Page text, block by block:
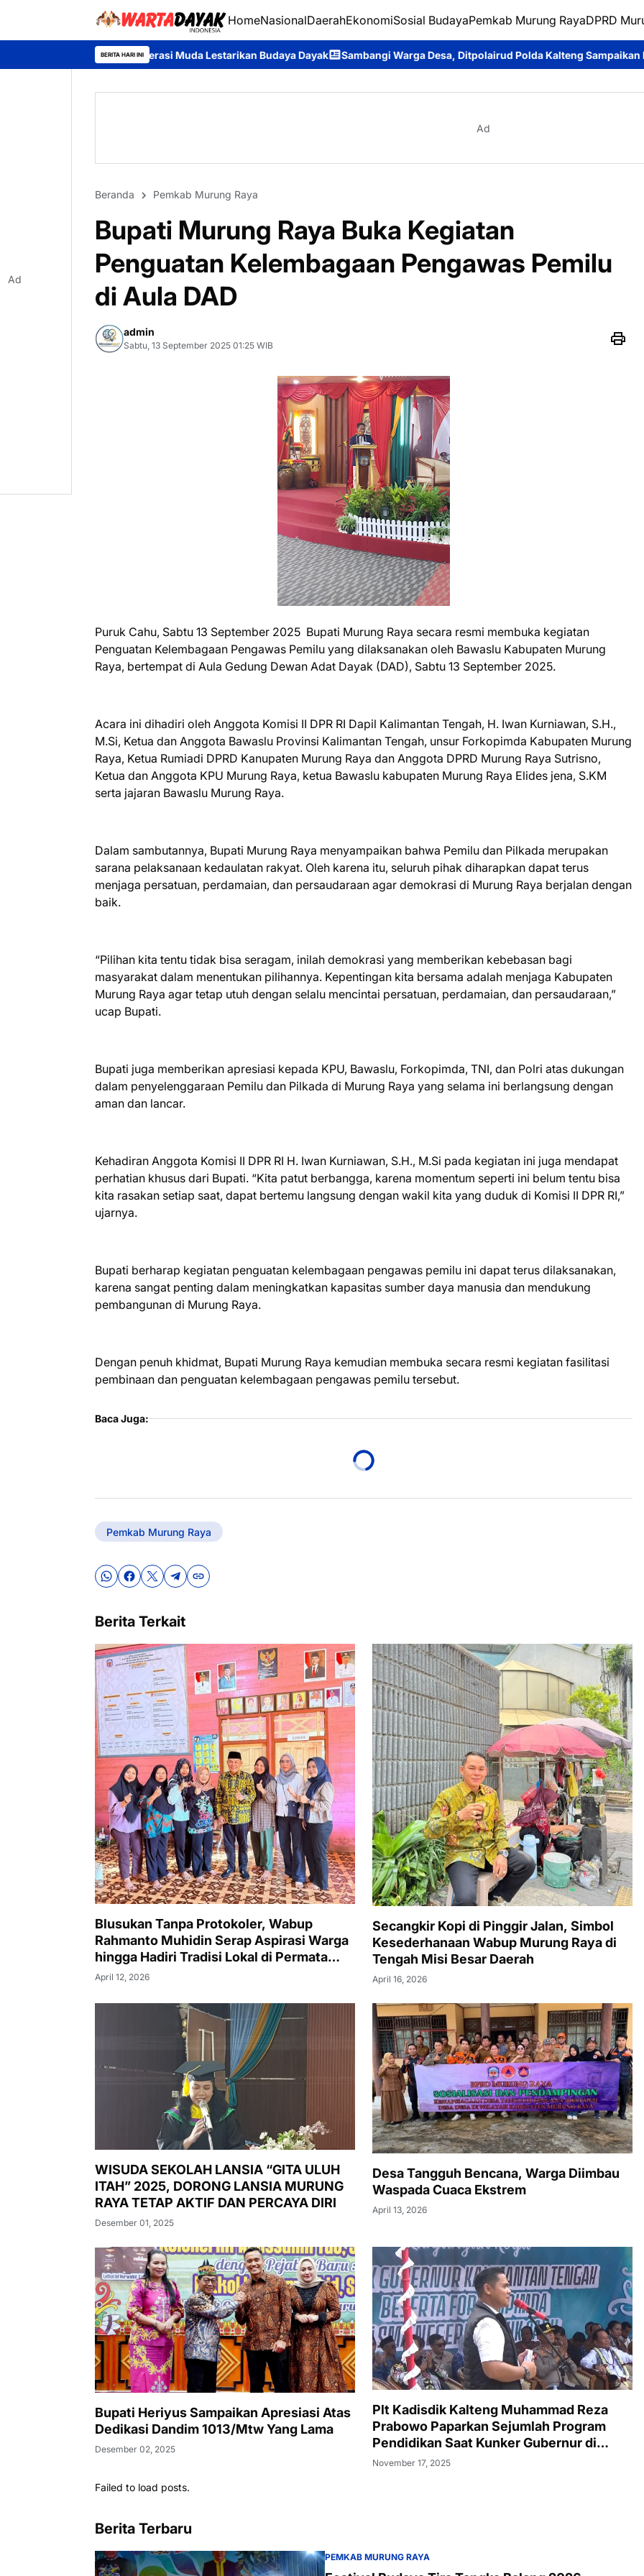
HomeNasionalDaerahEkonomiSosial BudayaPemkab Murung RayaDPRD
BERITA HARI INI
Generasi Muda Lestarikan Budaya Dayak Sambangi Warga Desa, Ditpolairud Polda Kalteng Sampaikan Larangan Membakar
Ad
Beranda Pemkab Murung Raya
Bupati Murung Raya Buka Kegiatan
Penguatan Kelembagaan Pengawas Pemilu
di Aula DAD
admin
Sabtu, 13 September 2025 01:25 WIB
Puruk Cahu, Sabtu 13 September 2025 Bupati Murung Raya secara resmi membuka kegiatan
Penguatan Kelembagaan Pengawas Pemilu yang dilaksanakan oleh Bawaslu Kabupaten Murung
Raya, bertempat di Aula Gedung Dewan Adat Dayak (DAD), Sabtu 13 September 2025.
Acara ini dihadiri oleh Anggota Komisi II DPR RI Dapil Kalimantan Tengah, H. Iwan Kurniawan, S.H.,
M.Si, Ketua dan Anggota Bawaslu Provinsi Kalimantan Tengah, unsur Forkopimda Kabupaten Murung
Raya, Ketua Rumiadi DPRD Kanupaten Murung Raya dan Anggota DPRD Murung Raya Sutrisno,
Ketua dan Anggota KPU Murung Raya, ketua Bawaslu kabupaten Murung Raya Elides jena, S.KM
serta jajaran Bawaslu Murung Raya.
Dalam sambutannya, Bupati Murung Raya menyampaikan bahwa Pemilu dan Pilkada merupakan
sarana pelaksanaan kedaulatan rakyat. Oleh karena itu, seluruh pihak diharapkan dapat terus
menjaga persatuan, perdamaian, dan persaudaraan agar demokrasi di Murung Raya berjalan dengan
baik.
“Pilihan kita tentu tidak bisa seragam, inilah demokrasi yang memberikan kebebasan bagi
masyarakat dalam menentukan pilihannya. Kepentingan kita bersama adalah menjaga Kabupaten
Murung Raya agar tetap utuh dengan selalu mencintai persatuan, perdamaian, dan persaudaraan,”
ucap Bupati.
Bupati juga memberikan apresiasi kepada KPU, Bawaslu, Forkopimda, TNI, dan Polri atas dukungan
dalam penyelenggaraan Pemilu dan Pilkada di Murung Raya yang selama ini berlangsung dengan
aman dan lancar.
Kehadiran Anggota Komisi II DPR RI H. Iwan Kurniawan, S.H., M.Si pada kegiatan ini juga mendapat
perhatian khusus dari Bupati. “Kita patut berbangga, karena momentum seperti ini belum tentu bisa
kita rasakan setiap saat, dapat bertemu langsung dengan wakil kita yang duduk di Komisi II DPR RI,”
ujarnya.
Bupati berharap kegiatan penguatan kelembagaan pengawas pemilu ini dapat terus dilaksanakan,
karena sangat penting dalam meningkatkan kapasitas sumber daya manusia dan mendukung
pembangunan di Murung Raya.
Dengan penuh khidmat, Bupati Murung Raya kemudian membuka secara resmi kegiatan fasilitasi
pembinaan dan penguatan kelembagaan pengawas pemilu tersebut.
Baca Juga:
Pemkab Murung Raya
Berita Terkait
Blusukan Tanpa Protokoler, Wabup
Rahmanto Muhidin Serap Aspirasi Warga
hingga Hadiri Tradisi Lokal di Permata
Intan
April 12, 2026
Secangkir Kopi di Pinggir Jalan, Simbol
Kesederhanaan Wabup Murung Raya di
Tengah Misi Besar Daerah
April 16, 2026
WISUDA SEKOLAH LANSIA “GITA ULUH
ITAH” 2025, DORONG LANSIA MURUNG
RAYA TETAP AKTIF DAN PERCAYA DIRI
Desember 01, 2025
Desa Tangguh Bencana, Warga Diimbau
Waspada Cuaca Ekstrem
April 13, 2026
Bupati Heriyus Sampaikan Apresiasi Atas
Dedikasi Dandim 1013/Mtw Yang Lama
Desember 02, 2025
Plt Kadisdik Kalteng Muhammad Reza
Prabowo Paparkan Sejumlah Program
Pendidikan Saat Kunker Gubernur di
SMAN 1 Puruk Cahu
November 17, 2025
Failed to load posts.
Berita Terbaru
PEMKAB MURUNG RAYA
Ad